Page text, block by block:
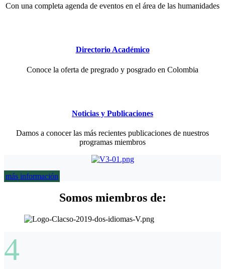
Con una completa agenda de eventos en el área de las humanidades
Directorio Académico
Conoce la oferta de pregrado y posgrado en Colombia
Noticias y Publicaciones
Damos a conocer las más recientes publicaciones de nuestros
programas miembros
más información
Somos miembros de:
4